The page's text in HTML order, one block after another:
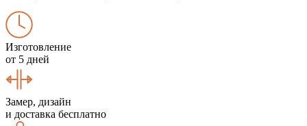
Изготовление
от 5 дней
Замер, дизайн
и доставка бесплатно